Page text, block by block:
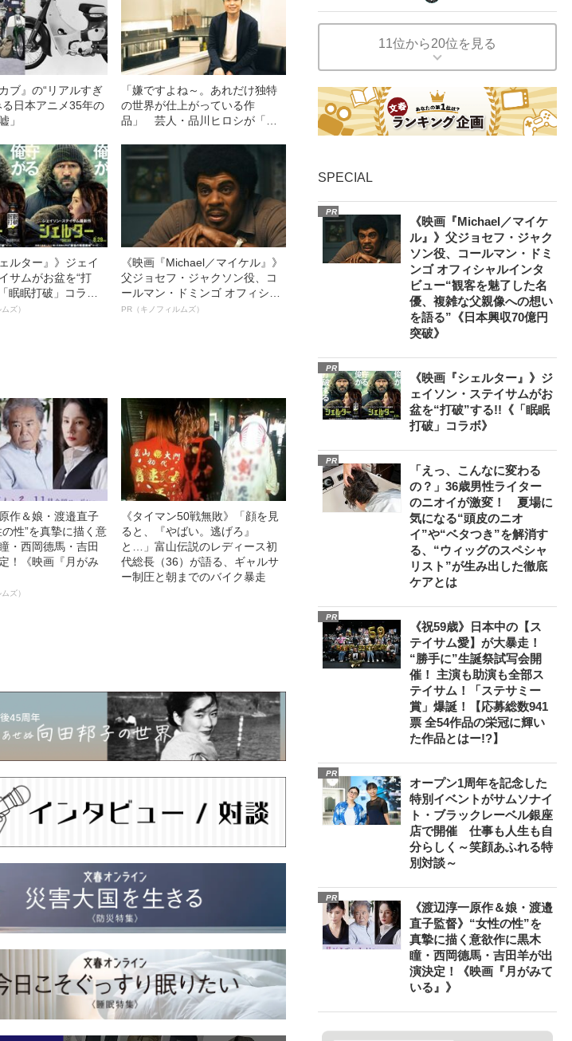
ブ』の“リアルすぎ
る日本アニメ35年の
」
「嫌ですよね～。あれだけ独特
の世界が仕上がっている作
品」 芸人・品川ヒロシが「池
の舞台演出に挑戦したワケ
ルター』》ジェイ
サムがお盆を“打
眠眠打破」コラ
ズ）
《映画『Michael／マイケル』》
父ジョセフ・ジャクソン役、コ
ールマン・ドミンゴ オフィシャ
ルインタビュー“観客を魅了した
PR（キノフィルムズ）
作＆娘・渡邉直子
の性”を真摯に描く意
・西岡德馬・吉田
！《映画『月がみ
ズ）
《タイマン50戦無敗》「顔を見
ると、『やばい。逃げろ』
と…」富山伝説のレディース初
代総長（36）が語る、ギャルサ
ー制圧と朝までのバイク暴走
11位から20位を見る
SPECIAL
PR
《映画『Michael／マイケ
ル』》父ジョセフ・ジャク
ソン役、コールマン・ドミ
ンゴ オフィシャルインタ
ビュー“観客を魅了した名
優、複雑な父親像への想い
を語る”《日本興収70億円
突破》
PR
《映画『シェルター』》ジ
ェイソン・ステイサムがお
盆を“打破”する!!《「眠眠
打破」コラボ》
PR
「えっ、こんなに変わる
の？」36歳男性ライター
のニオイが激変！ 夏場に
気になる“頭皮のニオ
イ”や“ベタつき”を解消す
る、“ウィッグのスペシャ
リスト”が生み出した徹底
ケアとは
PR
《祝59歳》日本中の【ス
テイサム愛】が大暴走！
“勝手に”生誕祭試写会開
催！ 主演も助演も全部ス
テイサム！「ステサミー
賞」爆誕！【応募総数941
票 全54作品の栄冠に輝い
た作品とはー!?】
PR
オープン1周年を記念した
特別イベントがサムソナイ
ト・ブラックレーベル銀座
店で開催 仕事も人生も自
分らしく～笑顔あふれる特
別対談～
PR
《渡辺淳一原作＆娘・渡邉
直子監督》“女性の性”を
真摯に描く意欲作に黒木
瞳・西岡德馬・吉田羊が出
演決定！《映画『月がみて
いる』》